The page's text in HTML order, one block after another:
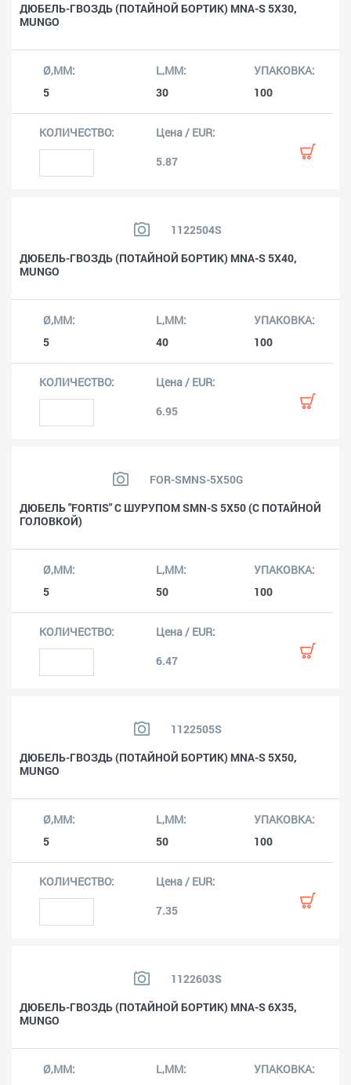
ДЮБЕЛЬ-ГВОЗДЬ (ПОТАЙНОЙ БОРТИК) MNA-S 5X30,
MUNGO
5 30 100
5.87
1122504S
ДЮБЕЛЬ-ГВОЗДЬ (ПОТАЙНОЙ БОРТИК) MNA-S 5X40,
MUNGO
5 40 100
6.95
FOR-SMNS-5X50G
ДЮБЕЛЬ "FORTIS" С ШУРУПОМ SMN-S 5X50 (С ПОТАЙНОЙ
ГОЛОВКОЙ)
5 50 100
6.47
1122505S
ДЮБЕЛЬ-ГВОЗДЬ (ПОТАЙНОЙ БОРТИК) MNA-S 5X50,
MUNGO
5 50 100
7.35
1122603S
ДЮБЕЛЬ-ГВОЗДЬ (ПОТАЙНОЙ БОРТИК) MNA-S 6X35,
MUNGO